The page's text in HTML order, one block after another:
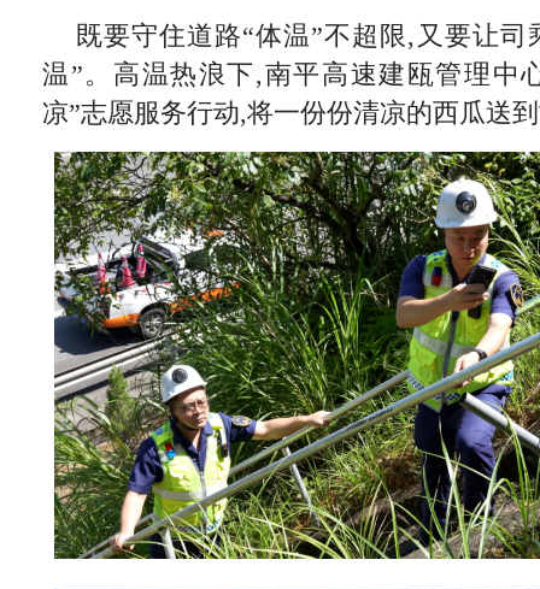
既要守住道路“体温”不超限,又要让司
温”。高温热浪下,南平高速建瓯管理中
凉”志愿服务行动,将一份份清凉的西瓜送